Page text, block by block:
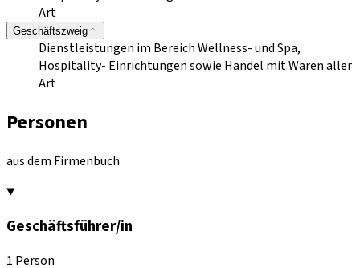
Art
Geschäftszweig
Dienstleistungen im Bereich Wellness- und Spa,
Hospitality- Einrichtungen sowie Handel mit Waren aller
Art
Personen
aus dem Firmenbuch
Geschäftsführer/in
1 Person